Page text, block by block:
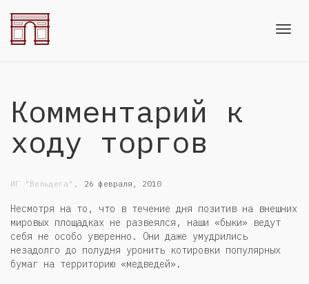
Комментарий к
ходу торгов
ИГ "Вельдега" , 26 февраля, 2010
Несмотря на то, что в течение дня позитив на внешних
мировых площадках не развеялся, наши «быки» ведут
себя не особо уверенно. Они даже умудрились
незадолго до полудня уронить котировки популярных
бумаг на территорию «медведей».